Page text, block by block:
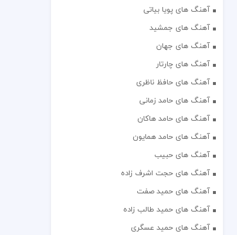
آهنگ های پویا بیاتی
آهنگ های جمشید
آهنگ های جهان
آهنگ های چارتار
آهنگ های حافظ ناظری
آهنگ های حامد زمانی
آهنگ های حامد هاکان
آهنگ های حامد همایون
آهنگ های حبیب
آهنگ های حجت اشرف زاده
آهنگ های حمید صفت
آهنگ های حمید طالب زاده
آهنگ های حمید عسگری